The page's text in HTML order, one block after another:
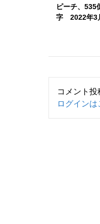
ピーチ、535
字 2022年3
コメント
ログインは